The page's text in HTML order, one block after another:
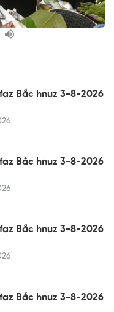
Bắc hnuz 3-8-2026
Bắc hnuz 3-8-2026
Bắc hnuz 3-8-2026
Bắc hnuz 3-8-2026